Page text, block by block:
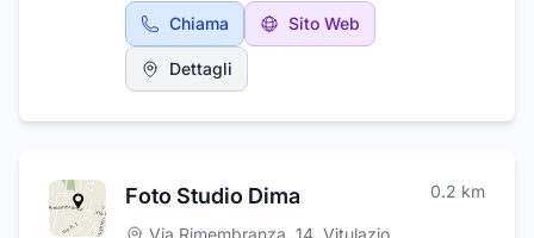
clientela. Presso Kaf & Kof potete trovare
cialde e capsule compatibili di prima scelta e
una vasta gamma di compatibili, per
assaporare un gustoso caffè, orzo, ginseng o
anche a noleggio e molte altre idee regalo.
Chiama Sito Web
Dettagli
Foto Studio Dima 0.2 km
Via Rimembranza, 14, Vitulazio